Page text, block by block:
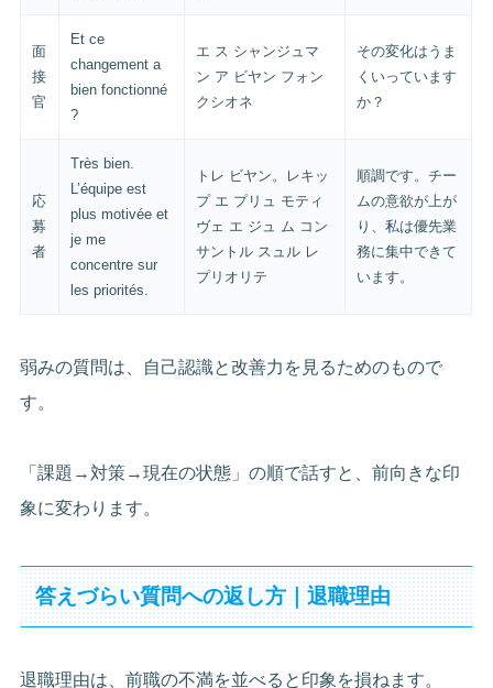
面
接
官
Et ce
changement a
bien fonctionné
?
エ ス シャンジュマ
ン ア ビヤン フォン
クシオネ
その変化はうま
くいっています
か？
応
募
者
Très bien.
L’équipe est
plus motivée et
je me
concentre sur
les priorités.
トレ ビヤン。レキッ
プ エ プリュ モティ
ヴェ エ ジュ ム コン
サントル スュル レ
プリオリテ
順調です。チー
ムの意欲が上が
り、私は優先業
務に集中できて
います。
弱みの質問は、自己認識と改善力を見るためのもので
す。
「課題→対策→現在の状態」の順で話すと、前向きな印
象に変わります。
答えづらい質問への返し方｜退職理由
退職理由は、前職の不満を並べると印象を損ねます。